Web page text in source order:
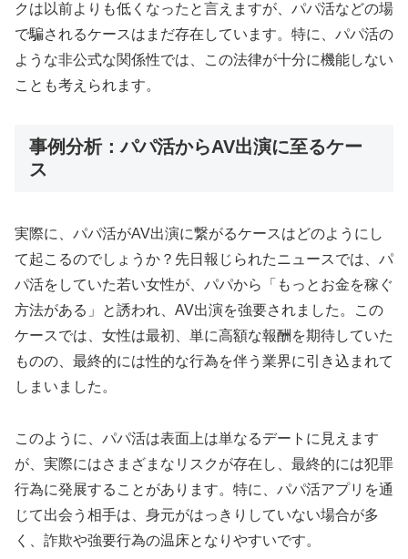
クは以前よりも低くなったと言えますが、パパ活などの場
で騙されるケースはまだ存在しています。特に、パパ活の
ような非公式な関係性では、この法律が十分に機能しない
ことも考えられます。
事例分析：パパ活からAV出演に至るケー
ス
実際に、パパ活がAV出演に繋がるケースはどのようにし
て起こるのでしょうか？先日報じられたニュースでは、パ
パ活をしていた若い女性が、パパから「もっとお金を稼ぐ
方法がある」と誘われ、AV出演を強要されました。この
ケースでは、女性は最初、単に高額な報酬を期待していた
ものの、最終的には性的な行為を伴う業界に引き込まれて
しまいました。
このように、パパ活は表面上は単なるデートに見えます
が、実際にはさまざまなリスクが存在し、最終的には犯罪
行為に発展することがあります。特に、パパ活アプリを通
じて出会う相手は、身元がはっきりしていない場合が多
く、詐欺や強要行為の温床となりやすいです。